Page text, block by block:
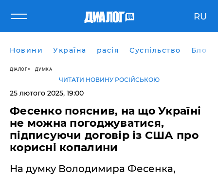
RU
Новини Україна расія Суспільство Блоги
ДІАЛОГ ДУМКА
ЧИТАТИ НОВИНУ РОСІЙСЬКОЮ
25 лютого 2025, 19:00
Фесенко пояснив, на що Україні
не можна погоджуватися,
підписуючи договір із США про
корисні копалини
На думку Володимира Фесенка,